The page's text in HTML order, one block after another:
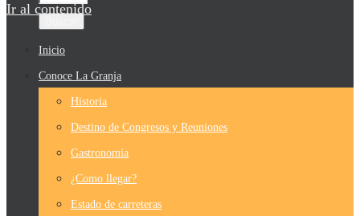
Ir al contenido
Inicio
Conoce La Granja
Historia
Destino de Congresos y Reuniones
Gastronomía
¿Como llegar?
Estado de carreteras